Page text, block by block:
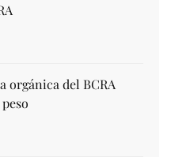
orgánica del BCRA